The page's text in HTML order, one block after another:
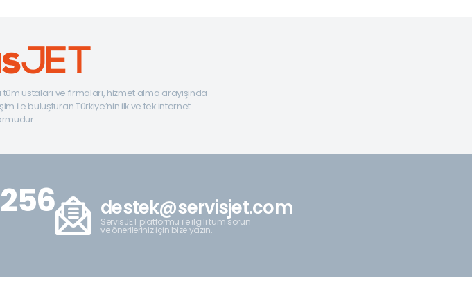
tüm ustaları ve firmaları, hizmet alma arayışında
ile buluşturan Türkiye’nin ilk ve tek internet
destek@servisjet.com
ServisJET platformu ile ilgili tüm sorun
ve önerileriniz için bize yazın.